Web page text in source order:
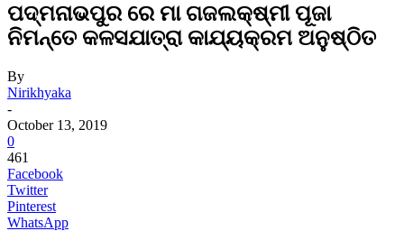
ପଦ୍ମନାଭପୁର ରେ ମା ଗଜଲକ୍ଷ୍ମୀ ପୂଜା
ନିମନ୍ତେ କଳସଯାତ୍ରା କାଯ୍ୟକ୍ରମ ଅନୁଷ୍ଠିତ
By
Nirikhyaka
-
October 13, 2019
0
461
Facebook
Twitter
Pinterest
WhatsApp